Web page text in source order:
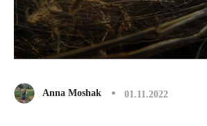
Anna Moshak 01.11.2022